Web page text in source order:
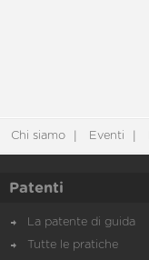
Chi siamo Eventi
Patenti
La patente di guida
Tutte le pratiche